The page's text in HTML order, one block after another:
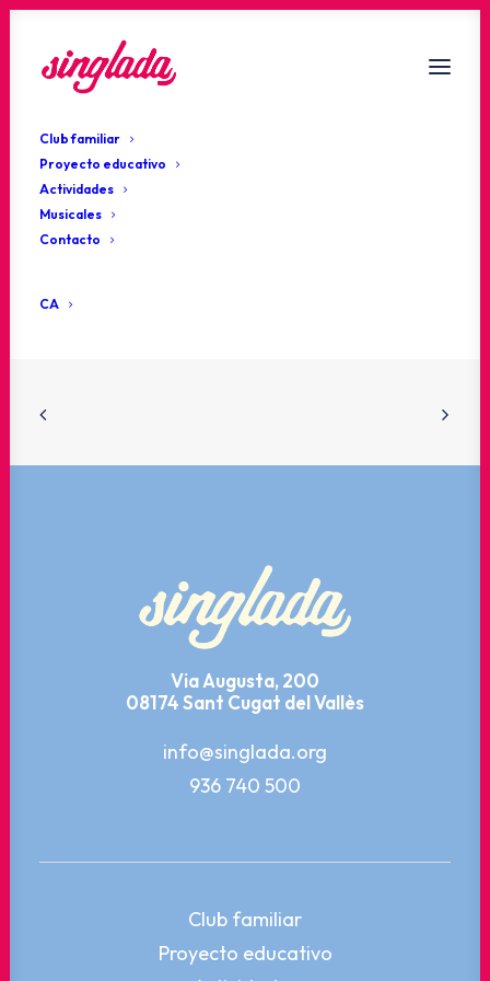
Club familiar
Proyecto educativo
Actividades
Musicales
Contacto
CA
Romería mes de mayo
Via Augusta, 200
08174 Sant Cugat del Vallès
info@singlada.org
936 740 500
Club familiar
Proyecto educativo